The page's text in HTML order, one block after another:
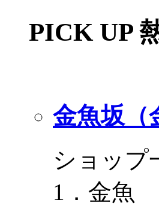
PICK UP
金魚坂（
ショップ
1．金魚